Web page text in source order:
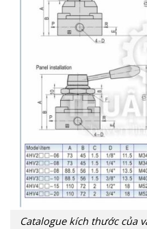
Catalogue kích thước của